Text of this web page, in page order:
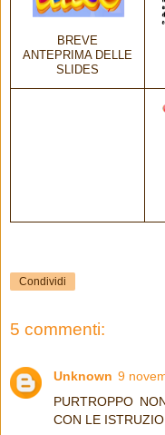
BREVE
ANTEPRIMA DELLE
SLIDES
Condividi
5 commenti:
Unknown 9
PURTROPPO
CON LE